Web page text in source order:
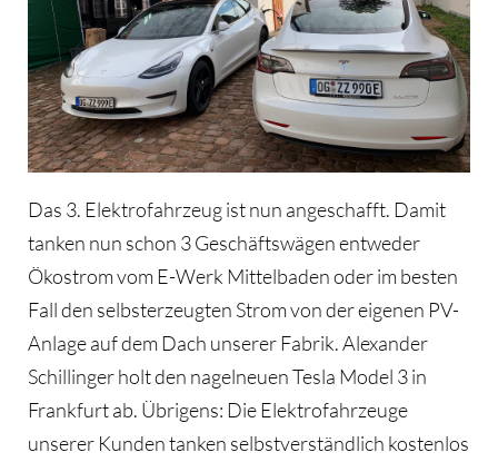
Das 3. Elektrofahrzeug ist nun angeschafft. Damit
tanken nun schon 3 Geschäftswägen entweder
Ökostrom vom E-Werk Mittelbaden oder im besten
Fall den selbsterzeugten Strom von der eigenen PV-
Anlage auf dem Dach unserer Fabrik. Alexander
Schillinger holt den nagelneuen Tesla Model 3 in
Frankfurt ab. Übrigens: Die Elektrofahrzeuge
unserer Kunden tanken selbstverständlich kostenlos